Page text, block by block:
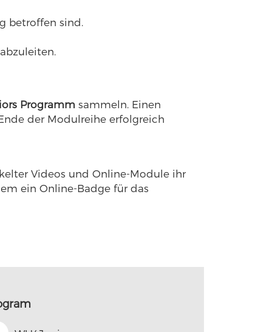
betroffen sind.
Programm sammeln. Einen
der Modulreihe erfolgreich
Videos und Online-Module ihr
ein Online-Badge für das